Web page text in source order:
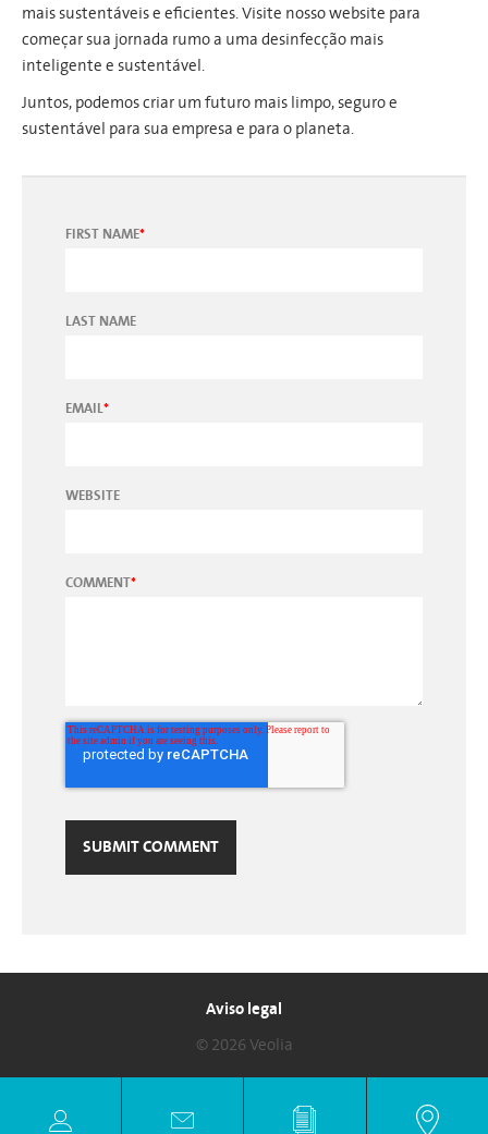
mais sustentáveis e eficientes. Visite nosso website para
começar sua jornada rumo a uma desinfecção mais
inteligente e sustentável.
Juntos, podemos criar um futuro mais limpo, seguro e
sustentável para sua empresa e para o planeta.
FIRST NAME*
LAST NAME
EMAIL*
WEBSITE
COMMENT*
Aviso legal
© 2026 Veolia